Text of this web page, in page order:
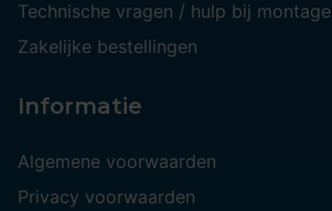
Technische vragen / hulp bij montage
Zakelijke bestellingen
Informatie
Algemene voorwaarden
Privacy voorwaarden